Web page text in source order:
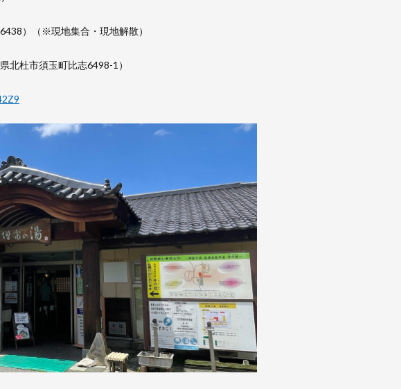
）（※現地集合・現地解散）
北杜市須玉町比志6498-1）